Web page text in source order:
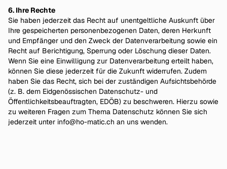
6. Ihre Rechte
Sie haben jederzeit das Recht auf unentgeltliche Auskunft über
Ihre gespeicherten personenbezogenen Daten, deren Herkunft
und Empfänger und den Zweck der Datenverarbeitung sowie ein
Recht auf Berichtigung, Sperrung oder Löschung dieser Daten.
Wenn Sie eine Einwilligung zur Datenverarbeitung erteilt haben,
können Sie diese jederzeit für die Zukunft widerrufen. Zudem
haben Sie das Recht, sich bei der zuständigen Aufsichtsbehörde
(z. B. dem Eidgenössischen Datenschutz- und
Öffentlichkeitsbeauftragten, EDÖB) zu beschweren. Hierzu sowie
zu weiteren Fragen zum Thema Datenschutz können Sie sich
jederzeit unter info@ho-matic.ch an uns wenden.